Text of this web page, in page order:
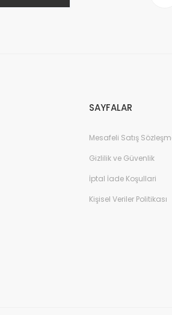
SAYFALAR
Mesafeli Satış
Gizlilik ve Güvenlik
İptal İade Koşullari
Kişisel Veriler Politikası